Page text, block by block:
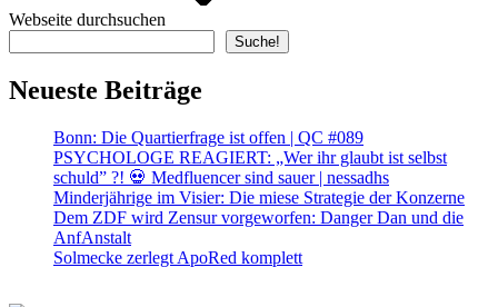
Webseite durchsuchen
Suche!
Neueste Beiträge
Bonn: Die Quartierfrage ist offen | QC #089
PSYCHOLOGE REAGIERT: „Wer ihr glaubt ist selbst
schuld” ?! 💀 Medfluencer sind sauer | nessadhs
Minderjährige im Visier: Die miese Strategie der Konzerne
Dem ZDF wird Zensur vorgeworfen: Danger Dan und die
AnfAnstalt
Solmecke zerlegt ApoRed komplett